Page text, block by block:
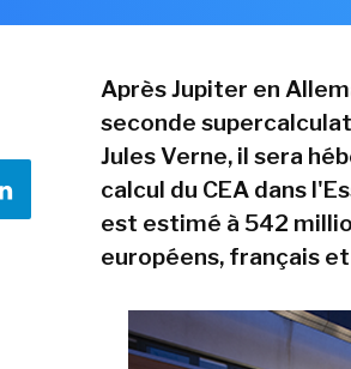
Après Jupiter en
seconde
Jules Verne, il sera
calcul du CEA dans
est estimé à 542
européens, français